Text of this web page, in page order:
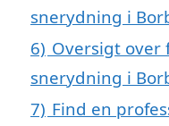
snerydning i
6) Oversigt over
snerydning i
7) Find en